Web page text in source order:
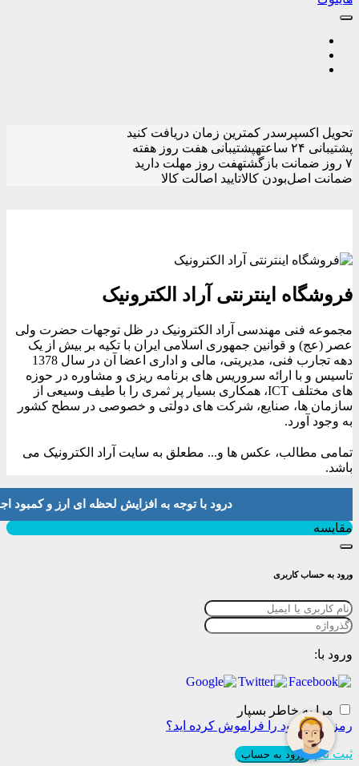
تحویل اکسپرسدر کمترین زمان دریافت کنید
پشتیبانی ۲۴ ساعته
پشتیبانی هفت روز هفته
۷ روز ضمانت بازگشت
هفت روز مهلت دارید
ضمانت اصل‌بودن کالاتایید اصالت کالا
فروشگاه اینترنتی آراد الکترونیک
مجموعه فنی مهندسی آراد الکترونیک در ظل توجهات حضرت ولی
عصر (عج) و قوانین جمهوری اسلامی ایران با تکیه بر بیش از یک
دهه تجارب فنی، مدیریتی، مالی و اداری اعضا آن در سال 1378
تاسیس و با ارائه سروریس های برنامه ریزی و مشاوره در حوزه
های مختلف ICT، همکاری بسیار پر ثمری را با طیف وسیعی از
سازمان ها، صنایع، شرکت های دولتی و خصوصی در سطح کشور
به وجود آورد.
تمامی مطالب، عکس ها و... مطعلق به سایت آراد الکترونیک می
باشد.
درود با توجه به افزایش لحظه ای ارز و کمبود اجناس لطفا موجودی
مقایسه
ورود به حساب کاربری
ورود با:
مرا به خاطر بسپار
رمز عبور خود را فراموش کرده اید؟
ثبت نام ورود به حساب